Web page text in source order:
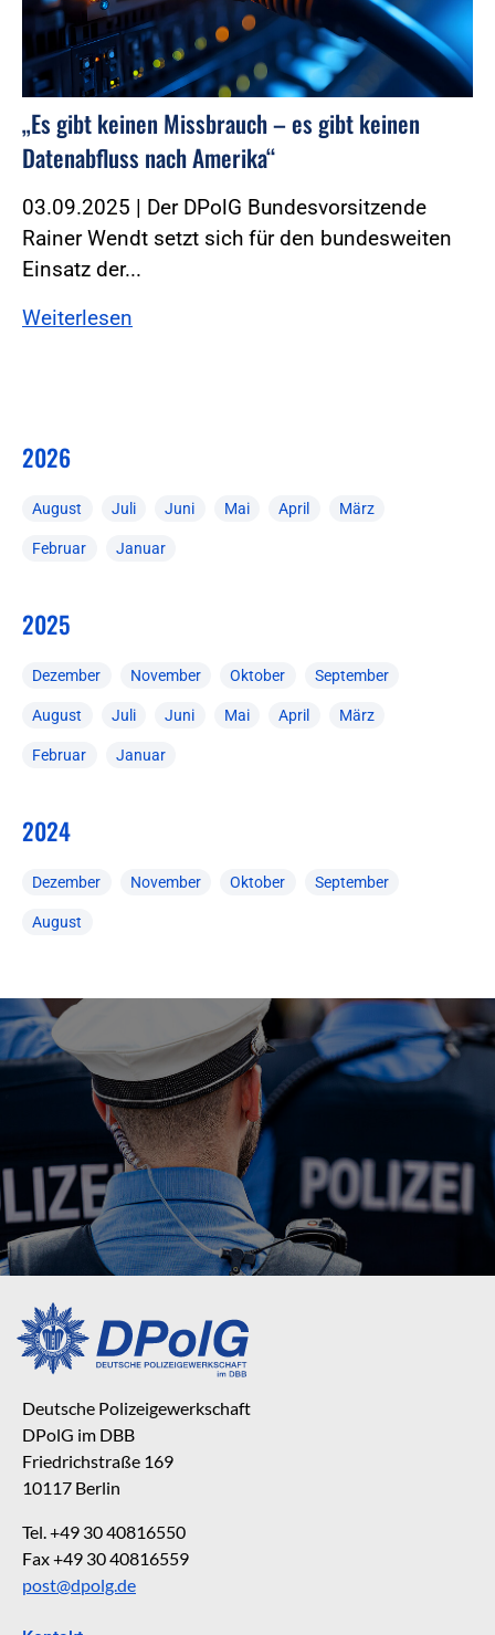
„Es gibt keinen Missbrauch – es gibt keinen
Datenabfluss nach Amerika“
03.09.2025 | Der DPolG Bundesvorsitzende
Rainer Wendt setzt sich für den bundesweiten
Einsatz der...
Weiterlesen
2026
August Juli Juni Mai April März
Februar Januar
2025
Dezember November Oktober September
August Juli Juni Mai April März
Februar Januar
2024
Dezember November Oktober September
August
Deutsche Polizeigewerkschaft
DPolG im DBB
Friedrichstraße 169
10117 Berlin
Tel. +49 30 40816550
Fax +49 30 40816559
post@dpolg.de